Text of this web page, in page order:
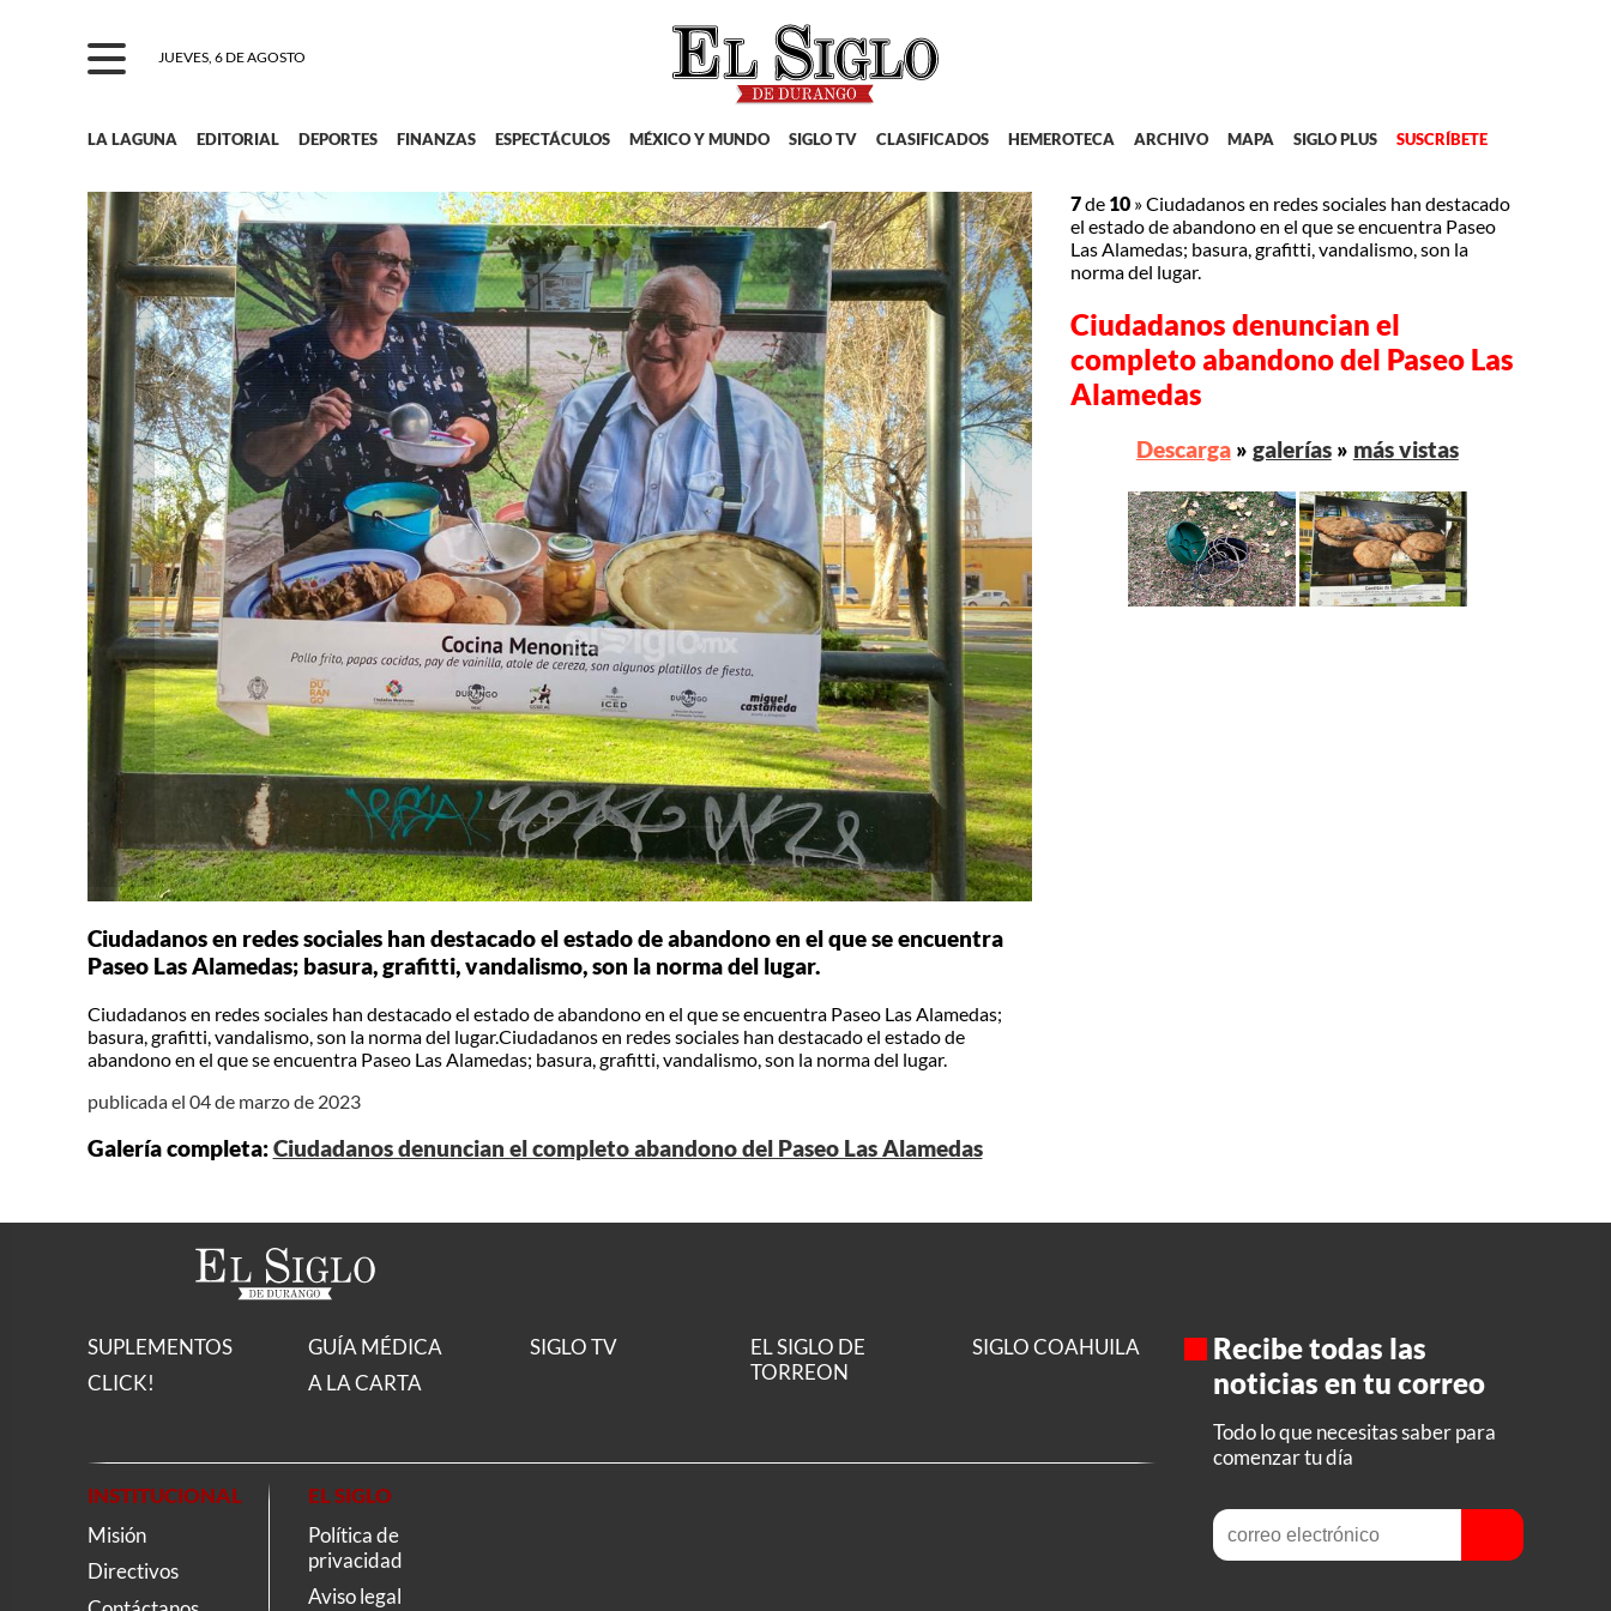
JUEVES, 6 DE AGOSTO
LA LAGUNA EDITORIAL DEPORTES FINANZAS ESPECTÁCULOS MÉXICO Y MUNDO SIGLO TV CLASIFICADOS HEMEROTECA ARCHIVO MAPA SIGLO PLUS SUSCRÍBETE
Ciudadanos en redes sociales han destacado el estado de abandono en el que se encuentra
Paseo Las Alamedas; basura, grafitti, vandalismo, son la norma del lugar.
Ciudadanos en redes sociales han destacado el estado de abandono en el que se encuentra Paseo Las Alamedas;
basura, grafitti, vandalismo, son la norma del lugar.Ciudadanos en redes sociales han destacado el estado de
abandono en el que se encuentra Paseo Las Alamedas; basura, grafitti, vandalismo, son la norma del lugar.
publicada el 04 de marzo de 2023
Galería completa:Ciudadanos denuncian el completo abandono del Paseo Las Alamedas
7de 10 »Ciudadanos en redes sociales han destacado
el estado de abandono en el que se encuentra Paseo
Las Alamedas; basura, grafitti, vandalismo, son la
norma del lugar.
Ciudadanos denuncian el
completo abandono del Paseo Las
Alamedas
Descarga» galerías» más vistas
SUPLEMENTOS
CLICK!
GUÍA MÉDICA
A LA CARTA
SIGLO TV
EL SIGLO DE
TORREON
SIGLO COAHUILA
INSTITUCIONAL
Misión
Directivos
EL SIGLO
Política de
privacidad
Aviso legal
Recibe todas las
noticias en tu correo
Todo lo que necesitas saber para
comenzar tu día